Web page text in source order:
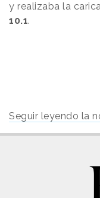
y realizaba la
10.1.
Seguir leyendo la